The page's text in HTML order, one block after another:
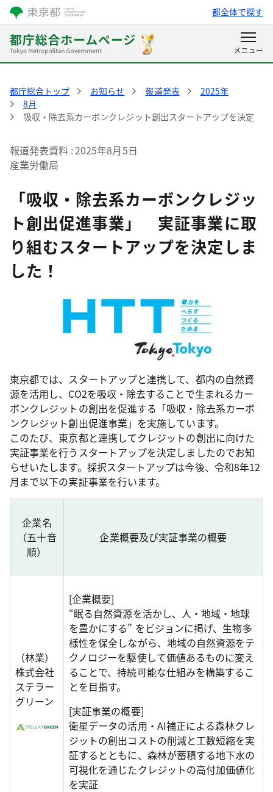
都全体で探す
都庁総合トップ お知らせ 報道発表
2025年
8月
吸収・除去系カーボンクレジット創出スタートアップを決定
報道発表資料 2025年8月5日
産業労働局
「吸収・除去系カーボンクレジッ
ト創出促進事業」 実証事業に取
り組むスタートアップを決定しま
した！
東京都では、スタートアップと連携して、都内の自然資
源を活用し、CO2を吸収・除去することで生まれるカー
ボンクレジットの創出を促進する「吸収・除去系カーボ
ンクレジット創出促進事業」を実施しています。
このたび、東京都と連携してクレジットの創出に向けた
実証事業を行うスタートアップを決定しましたのでお知
らせいたします。採択スタートアップは今後、令和8年12
月まで以下の実証事業を行います。
企業名
（五十音
順）
企業概要及び実証事業の概要
（林業）
株式会社
ステラー
グリーン
[企業概要]
“眠る自然資源を活かし、人・地域・地球
を豊かにする” をビジョンに掲げ、生物多
様性を保全しながら、地域の自然資源をテ
クノロジーを駆使して価値あるものに変え
ることで、持続可能な仕組みを構築するこ
とを目指す。
[実証事業の概要]
衛星データの活用・AI補正による森林クレ
ジットの創出コストの削減と工数短縮を実
証するとともに、森林が蓄積する地下水の
可視化を通じたクレジットの高付加価値化
を実証